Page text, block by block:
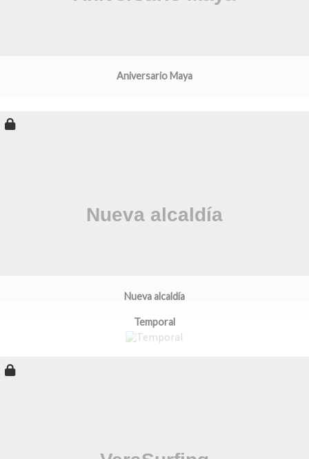
Aniversario Maya
Nueva alcaldía
Temporal